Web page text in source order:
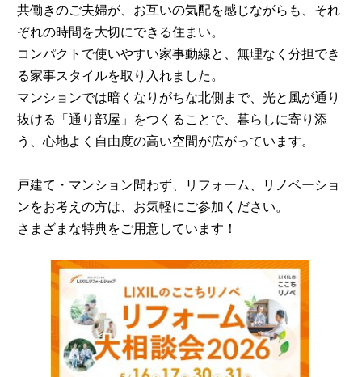
共働きのご夫婦が、お互いの気配を感じながらも、それ
ぞれの時間を大切にできる住まい。
コンパクトで使いやすい家事動線と、無理なく分担でき
る家事スタイルを取り入れました。
マンションでは暗くなりがちな北側まで、光と風が通り
抜ける「通り部屋」をつくることで、暮らしに寄り添
う、心地よく自由度の高い空間が広がっています。
戸建て・マンション問わず、リフォーム、リノベーショ
ンをお考えの方は、お気軽にご参加ください。
さまざまな特典をご用意しています！